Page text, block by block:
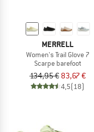
MERRELL
Women's Trail Glove 7
Scarpe barefoot
134,95 € 83,67 €
4,5(18)